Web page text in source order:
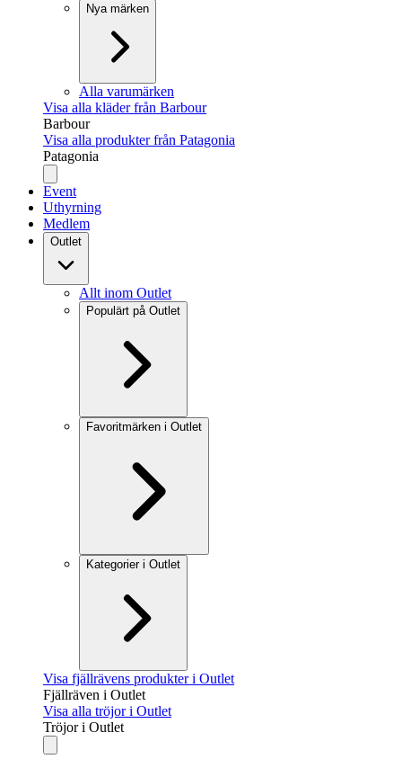
Nya märken
Alla varumärken
Visa alla kläder från Barbour
Barbour
Visa alla produkter från Patagonia
Patagonia
Event
Uthyrning
Medlem
Outlet
Allt inom Outlet
Populärt på Outlet
Favoritmärken i Outlet
Kategorier i Outlet
Visa fjällrävens produkter i Outlet
Fjällräven i Outlet
Visa alla tröjor i Outlet
Tröjor i Outlet